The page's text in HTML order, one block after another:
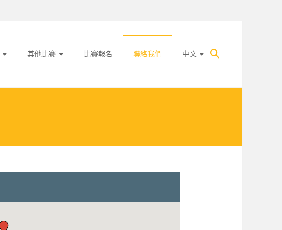
其他比賽 比賽報名 聯絡我們 中文